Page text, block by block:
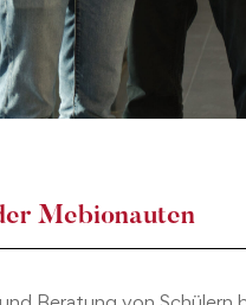
Mebionauten